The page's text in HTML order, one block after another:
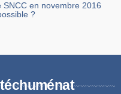
en novembre 2016
?